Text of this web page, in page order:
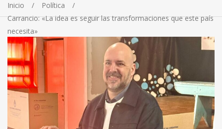
Inicio
Política
Carrancio: «La idea es seguir las transformaciones que este país
necesita»